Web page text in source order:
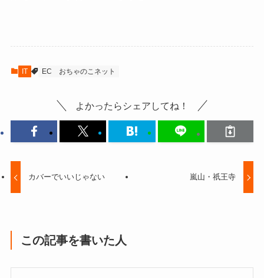
IT EC おちゃのこネット
よかったらシェアしてね！
カバーでいいじゃない 嵐山・祇王寺
この記事を書いた人